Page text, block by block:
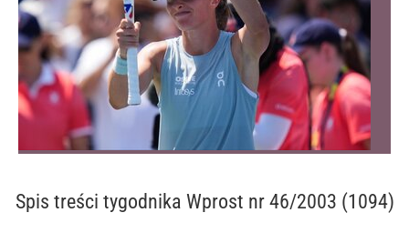
Spis treści tygodnika Wprost nr 46/2003 (1094)